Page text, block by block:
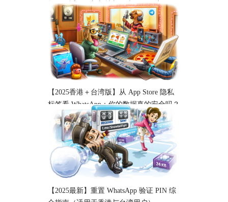
教程（适用于新加坡与马来西亚用户）
【2025香港＋台湾版】从 App Store 隐私
标签看 WhatsApp：你的数据真的安全吗？
【2025最新】重置 WhatsApp 验证 PIN 综